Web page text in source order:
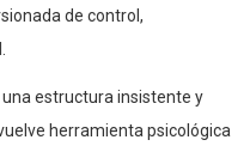
de control,
estructura insistente y
herramienta psicológica